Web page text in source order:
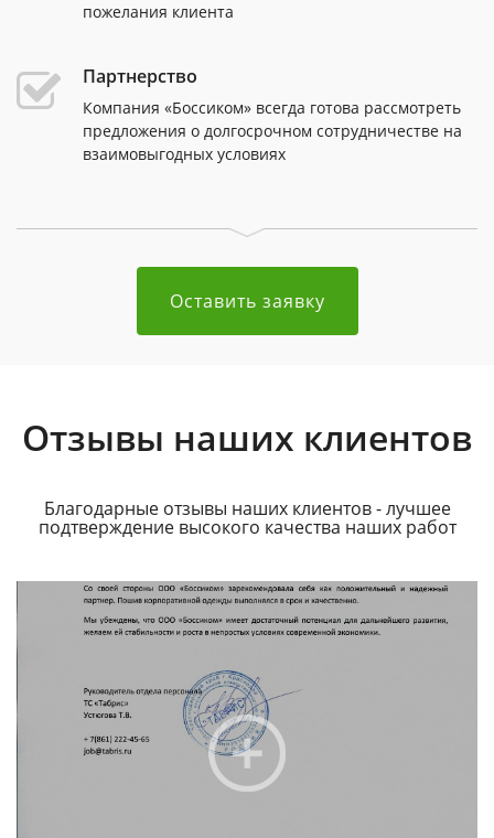
пожелания клиента
Партнерство
Компания «Боссиком» всегда готова рассмотреть
предложения о долгосрочном сотрудничестве на
взаимовыгодных условиях
Оставить заявку
Отзывы наших клиентов
Благодарные отзывы наших клиентов - лучшее
подтверждение высокого качества наших работ